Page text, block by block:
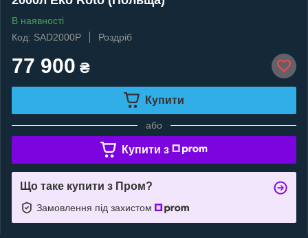
В наявності
Код: SAD2000P
Роздріб
77 900 ₴
Купити
або
Купити з
Що таке купити з Пром?
Замовлення під захистом